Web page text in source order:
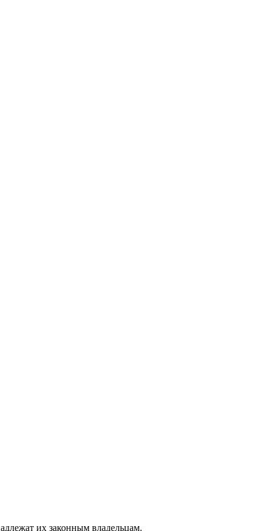
их законным владельцам.